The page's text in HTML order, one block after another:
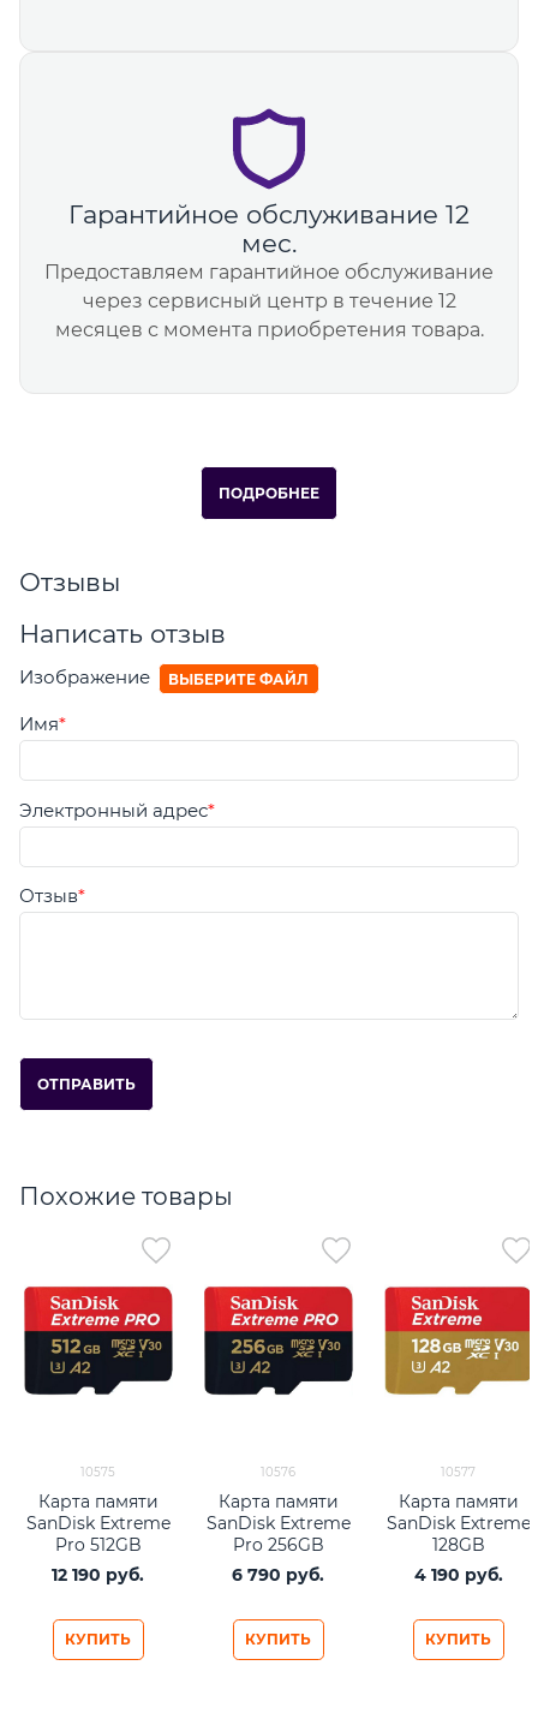
Гарантийное обслуживание 12
мес.
Предоставляем гарантийное обслуживание
через сервисный центр в течение 12
месяцев с момента приобретения товара.
ПОДРОБНЕЕ
Отзывы
Написать отзыв
Изображение ВЫБЕРИТЕ ФАЙЛ
Имя
Электронный адрес
Отзыв
Похожие товары
10575
Карта памяти
SanDisk Extreme
Pro 512GB
microSDXC UHS-
I + SD адаптер
GN6MA)
12 190 руб.
КУПИТЬ
10576
Карта памяти
SanDisk Extreme
Pro 256GB
microSDXC UHS-
I + SD адаптер
GN6MA)
6 790 руб.
КУПИТЬ
10577
Карта памяти
SanDisk Extreme
128GB
microSDXC UHS-
I (SDSQXAA-
4 190 руб.
КУПИТЬ